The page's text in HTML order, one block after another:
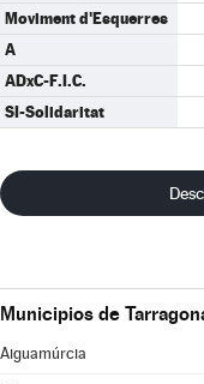
Moviment d'Esquerres
A
ADxC-F.I.C.
SI-Solidaritat
Municipios de
Aiguamúrcia